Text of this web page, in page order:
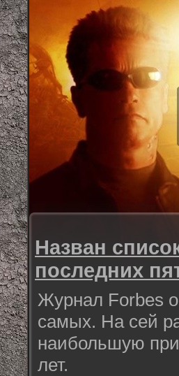
Назван
последних
Журнал Forbes
самых. На сей
наибольшую
лет.